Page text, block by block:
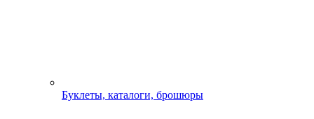
Буклеты, каталоги, брошюры